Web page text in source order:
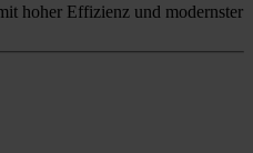
hoher Effizienz und modernster